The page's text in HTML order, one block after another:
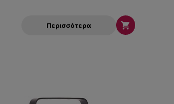
Περισσότερα 